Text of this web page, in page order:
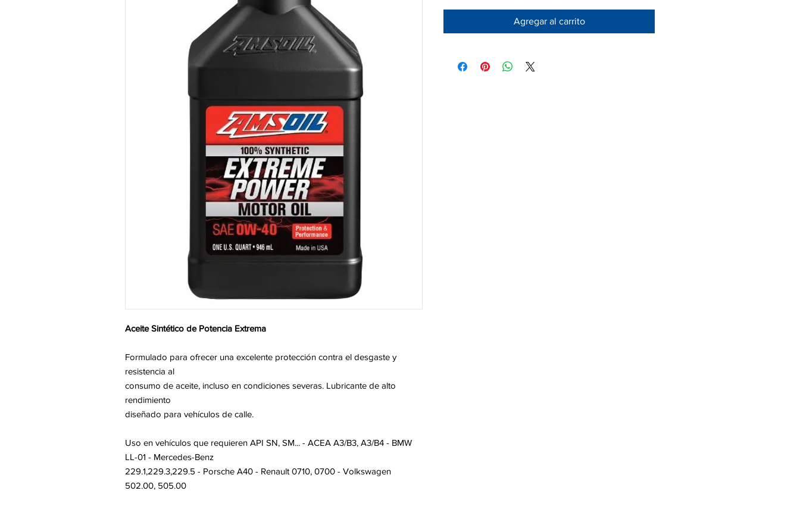
Aceite Sintético de Potencia Extrema
Formulado para ofrecer una excelente protección contra el desgaste y
resistencia al
consumo de aceite, incluso en condiciones severas. Lubricante de alto
rendimiento
diseñado para vehículos de calle.
Uso en vehículos que requieren API SN, SM... - ACEA A3/B3, A3/B4 - BMW
LL-01 - Mercedes-Benz
229.1,229.3,229.5 - Porsche A40 - Renault 0710, 0700 - Volkswagen
502.00, 505.00
Agregar al carrito